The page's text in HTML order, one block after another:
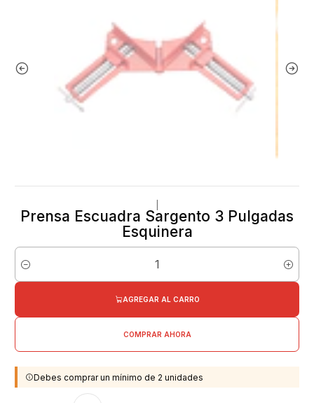
Prensa Escuadra Sargento 3 Pulgadas
Esquinera
Cantidad
AGREGAR AL CARRO
COMPRAR AHORA
Debes comprar un mínimo de 2 unidades